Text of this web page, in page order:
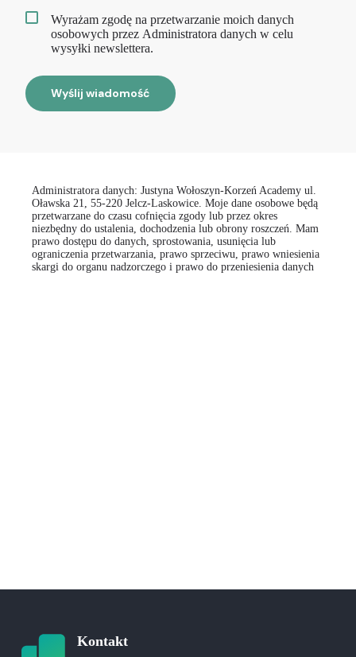
Wyrażam zgodę na przetwarzanie moich danych
osobowych przez Administratora danych w celu
wysyłki newslettera.
Wyślij wiadomość
Administratora danych: Justyna Wołoszyn-Korzeń Academy ul.
Oławska 21, 55-220 Jelcz-Laskowice. Moje dane osobowe będą
przetwarzane do czasu cofnięcia zgody lub przez okres
niezbędny do ustalenia, dochodzenia lub obrony roszczeń. Mam
prawo dostępu do danych, sprostowania, usunięcia lub
ograniczenia przetwarzania, prawo sprzeciwu, prawo wniesienia
skargi do organu nadzorczego i prawo do przeniesienia danych
Kontakt